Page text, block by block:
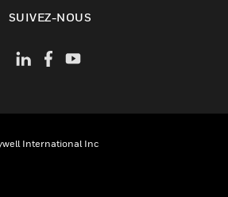
SUIVEZ-NOUS
International Inc